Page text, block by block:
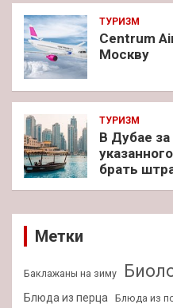
ТУРИЗМ
Centrum
Москву
ТУРИЗМ
В Дубае
брать
Метки
Баклажаны на зиму
Блюда из перца Блюда из